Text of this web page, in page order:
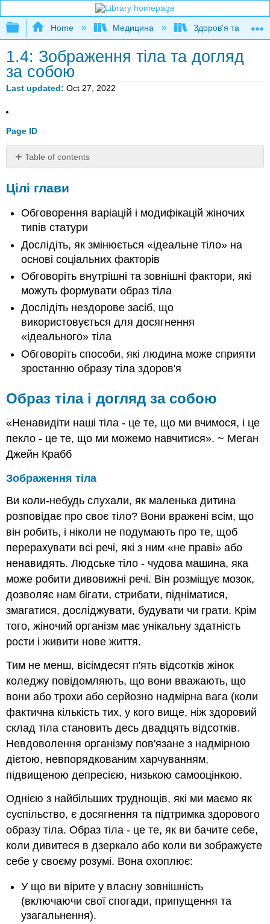
Expand/collapse global hierarchy
Home Медицина Здоров'я та фітнес
1.4: Зображення тіла та догляд
за собою
Last updated Oct 27, 2022
Page ID
Table of contents
глави
тіла
і
за
собою
Зображення
тіла
«Ідеальне»
тіло
Типи
тіла
і
варіації
зображення
тіла
фактори,
що
впливають
імідж
Зображення
тіла
гендерна
дисфорія
Розлади
харчової
поведінки
здоровому
образу
тіла
на
розуміння
Цілі глави
Обговорення варіацій і модифікацій жіночих
типів статури
Дослідіть, як змінюється «ідеальне тіло» на
основі соціальних факторів
Обговоріть внутрішні та зовнішні фактори, які
можуть формувати образ тіла
Дослідіть нездорове засіб, що
використовується для досягнення
«ідеального» тіла
Обговоріть способи, які людина може сприяти
зростанню образу тіла здоров'я
Образ тіла і догляд за собою
«Ненавидіти наші тіла - це те, що ми вчимося, і це
пекло - це те, що ми можемо навчитися». ~ Меган
Джейн Крабб
Зображення тіла
Ви коли-небудь слухали, як маленька дитина
розповідає про своє тіло? Вони вражені всім, що
він робить, і ніколи не подумають про те, щоб
перерахувати всі речі, які з ним «не праві» або
ненавидять. Людське тіло - чудова машина, яка
може робити дивовижні речі. Він розміщує мозок,
дозволяє нам бігати, стрибати, підніматися,
змагатися, досліджувати, будувати чи грати. Крім
того, жіночий організм має унікальну здатність
рости і живити нове життя.
Тим не менш, вісімдесят п'ять відсотків жінок
коледжу повідомляють, що вони вважають, що
вони або трохи або серйозно надмірна вага (коли
фактична кількість тих, у кого вище, ніж здоровий
склад тіла становить десь двадцять відсотків.
Невдоволення організму пов'язане з надмірною
дієтою, невпорядкованим харчуванням,
підвищеною депресією, низькою самооцінкою.
Однією з найбільших труднощів, які ми маємо як
суспільство, є досягнення та підтримка здорового
образу тіла. Образ тіла - це те, як ви бачите себе,
коли дивитеся в дзеркало або коли ви зображуєте
себе у своєму розумі. Вона охоплює:
У що ви вірите у власну зовнішність
(включаючи свої спогади, припущення та
узагальнення).